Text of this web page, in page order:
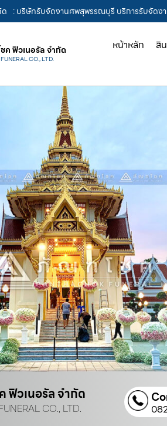
: บริษัทรับจัดงานศพสุพรรณบุรี บริการรับจัดง
ค ฟิวเนอรัล จำกัด
CO., LTD.
หน้าหลัก สิ
ฟิวเนอรัล จำกัด
CO., LTD.